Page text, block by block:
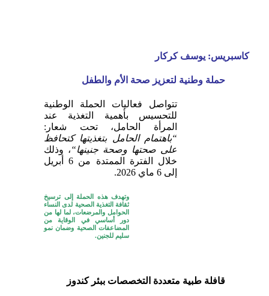
كاسبريس: يوسف كركار
حملة وطنية لتعزيز صحة الأم والطفل
تتواصل فعاليات الحملة الوطنية
للتحسيس بأهمية التغذية عند
المرأة الحامل، تحت شعار:
“باهتمام الحامل بتغذيتها كتحافظ
على صحتها وصحة جنينها“، وذلك
خلال الفترة الممتدة من 6 أبريل
إلى 6 ماي 2026.
وتهدف هذه الحملة إلى ترسيخ
ثقافة التغذية الصحية لدى النساء
الحوامل والمرضعات، لما لها من
دور أساسي في الوقاية من
المضاعفات الصحية وضمان نمو
سليم للجنين.
قافلة طبية متعددة التخصصات ببئر كندوز